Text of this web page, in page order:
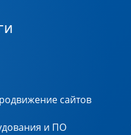
сайтов
и ПО